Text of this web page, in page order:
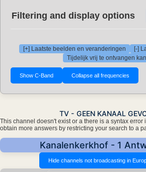
Filtering and display options
[+] Laatste beelden en veranderingen
[-]
Tijdelijk vrij te ontvangen
TV - GEEN KANAAL
This channel doesn't exist or a there is a syntax error
obtain more answers by restricting your search to a
Kanalenkerkhof - 1